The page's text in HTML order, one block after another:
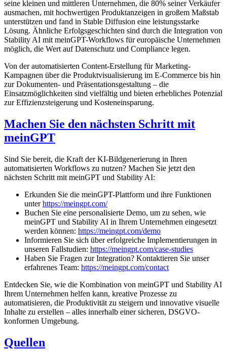
seine kleinen und mittleren Unternehmen, die 80% seiner Verkäufer
ausmachen, mit hochwertigen Produktanzeigen in großem Maßstab
unterstützen und fand in Stable Diffusion eine leistungsstarke
Lösung. Ähnliche Erfolgsgeschichten sind durch die Integration von
Stability AI mit meinGPT-Workflows für europäische Unternehmen
möglich, die Wert auf Datenschutz und Compliance legen.
Von der automatisierten Content-Erstellung für Marketing-
Kampagnen über die Produktvisualisierung im E-Commerce bis hin
zur Dokumenten- und Präsentationsgestaltung – die
Einsatzmöglichkeiten sind vielfältig und bieten erhebliches Potenzial
zur Effizienzsteigerung und Kosteneinsparung.
Machen Sie den nächsten Schritt mit
meinGPT
Sind Sie bereit, die Kraft der KI-Bildgenerierung in Ihren
automatisierten Workflows zu nutzen? Machen Sie jetzt den
nächsten Schritt mit meinGPT und Stability AI:
Erkunden Sie die meinGPT-Plattform und ihre Funktionen
unterhttps://meingpt.com/
Buchen Sie eine personalisierte Demo, um zu sehen, wie
meinGPT und Stability AI in Ihrem Unternehmen eingesetzt
werden können: https://meingpt.com/demo
Informieren Sie sich über erfolgreiche Implementierungen in
unseren Fallstudien: https://meingpt.com/case-studies
Haben Sie Fragen zur Integration? Kontaktieren Sie unser
erfahrenes Team: https://meingpt.com/contact
Entdecken Sie, wie die Kombination von meinGPT und Stability AI
Ihrem Unternehmen helfen kann, kreative Prozesse zu
automatisieren, die Produktivität zu steigern und innovative visuelle
Inhalte zu erstellen – alles innerhalb einer sicheren, DSGVO-
konformen Umgebung.
Quellen